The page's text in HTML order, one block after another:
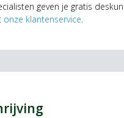
geven je gratis
onze klantenservice.